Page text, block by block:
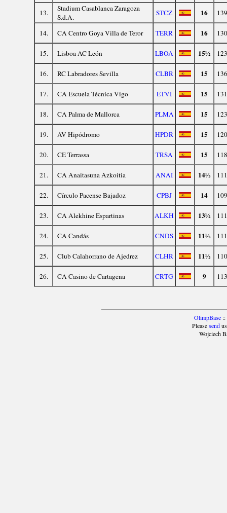
13.
Stadium Casablanca Zaragoza
S.d.A.
STCZ 16
14. CA Centro Goya Villa de Teror TERR 16
15. Lisboa AC León LBOA 15½
16. RC Labradores Sevilla CLBR 15
17. CA Escuela Técnica Vigo ETVI 15
18. CA Palma de Mallorca PLMA 15
19. AV Hipódromo HPDR 15
20. CE Terrassa TRSA 15
21. CA Anaitasuna Azkoitia ANAI 14½
22. Círculo Pacense Bajadoz CPBJ 14
23. CA Alekhine Espartinas ALKH 13½
24. CA Candás CNDS 11½
25. Club Calahorrano de Ajedrez CLHR 11½
26. CA Casino de Cartagena CRTG 9
OlimpBase::
Pleasesendus
Wojciech